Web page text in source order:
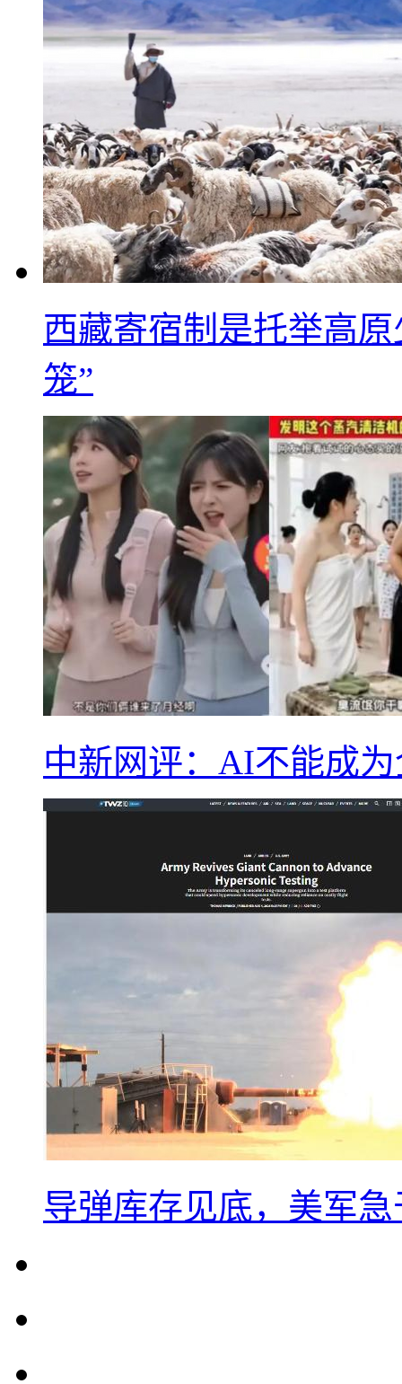
西藏寄宿制是托举高
笼”
中新网评：AI不能成
导弹库存见底，美军